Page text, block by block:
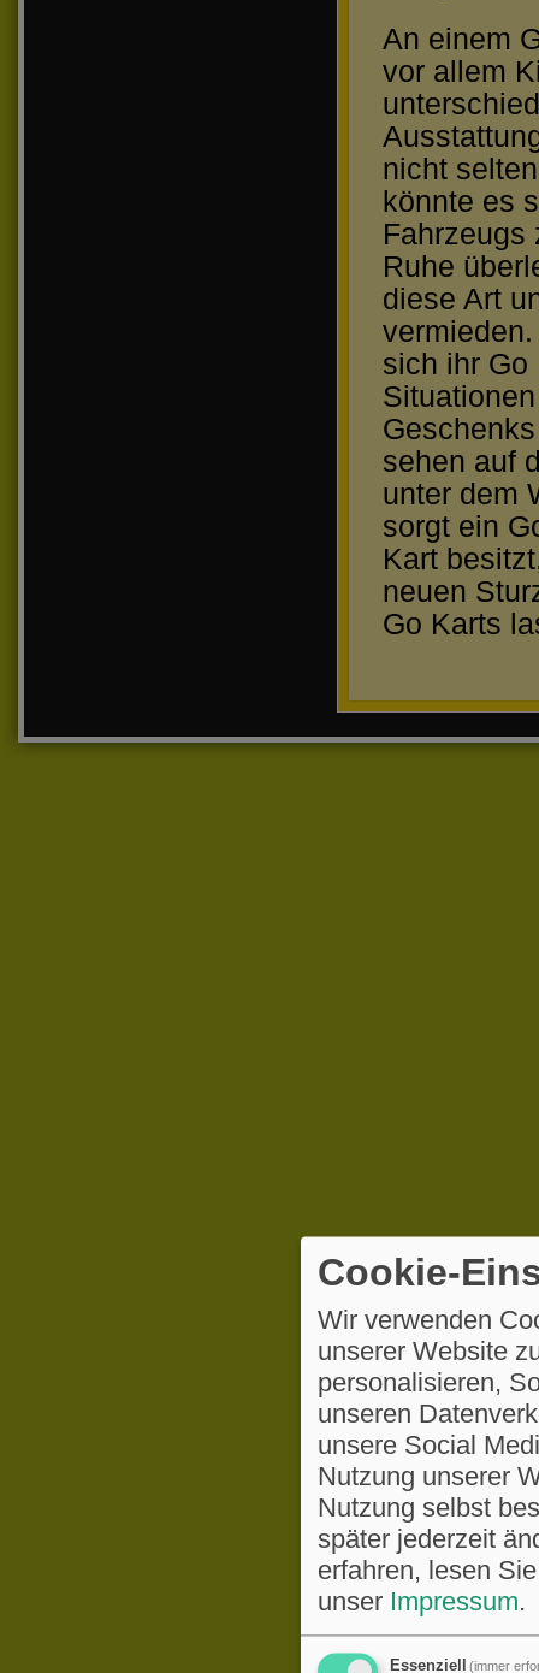
An einem
vor allem
nicht
könnte es
Fahrzeugs
Ruhe
diese Art
sich ihr Go
sehen auf
unter dem
sorgt ein
Kart
neuen
Go Karts
Cookie-
Wir verwenden
unserer Website
personalisieren,
unseren
unsere Social
Nutzung unserer
Nutzung selbst
später jederzeit
erfahren, lesen
unser Impressum.
Essenziell (immer